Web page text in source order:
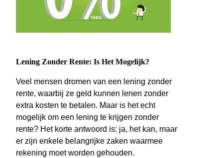
Lening Zonder Rente: Is Het Mogelijk?
Veel mensen dromen van een lening zonder
rente, waarbij ze geld kunnen lenen zonder
extra kosten te betalen. Maar is het echt
mogelijk om een lening te krijgen zonder
rente? Het korte antwoord is: ja, het kan, maar
er zijn enkele belangrijke zaken waarmee
rekening moet worden gehouden.